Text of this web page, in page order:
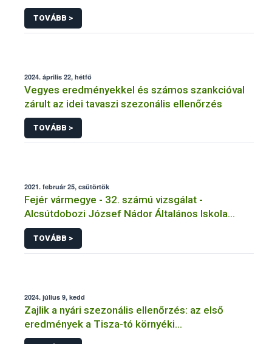
felhőtlenek
TOVÁBB >
2024. április 22, hétfő
Vegyes eredményekkel és számos szankcióval
zárult az idei tavaszi szezonális ellenőrzés
TOVÁBB >
2021. február 25, csütörtök
Fejér vármegye - 32. számú vizsgálat -
Alcsútdobozi József Nádor Általános Iskola
Tálalókonyha - Alcsútdoboz
TOVÁBB >
2024. július 9, kedd
Zajlik a nyári szezonális ellenőrzés: az első
eredmények a Tisza-tó környéki
vendéglátóhelyekről érkeztek